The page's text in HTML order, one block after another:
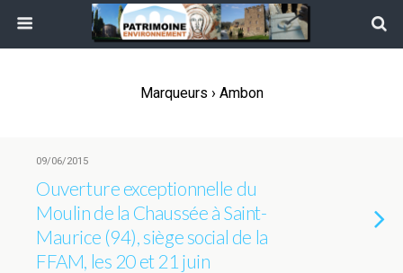
Marqueurs › Ambon
09/06/2015
Ouverture exceptionnelle du
Moulin de la Chaussée à Saint-
Maurice (94), siège social de la
FFAM, les 20 et 21 juin